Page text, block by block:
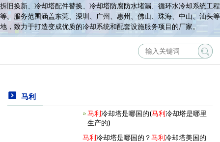
拆旧换新、冷却塔配件替换、冷却塔防腐防水堵漏、循环水冷却系统工程
等。服务范围涵盖东莞、深圳、广州、惠州、佛山、珠海、中山、汕头等
地，致力于打造变成优质的冷却系统和配套设施服务项目的厂家。
马利
马利冷却塔是哪国的(马利冷却塔是哪里
生产的)
马利冷却塔是哪国的？马利冷却塔美国的